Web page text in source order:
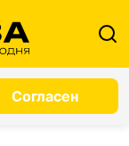
Согласен